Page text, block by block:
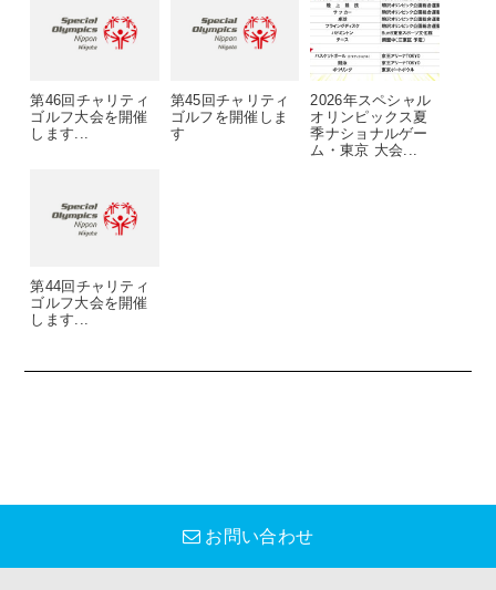
第46回チャリティ
ゴルフ大会を開催
します...
第45回チャリティ
ゴルフを開催しま
す
2026年スペシャル
オリンピックス夏
季ナショナルゲー
ム・東京 大会...
第44回チャリティ
ゴルフ大会を開催
します...
お問い合わせ